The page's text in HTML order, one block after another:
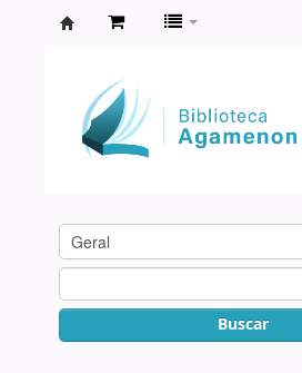
Agamenon
Magalhães
Buscar